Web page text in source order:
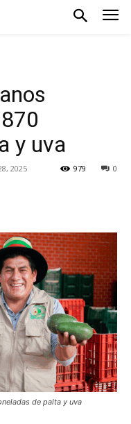
y uva
2025 0
979
de palta y uva